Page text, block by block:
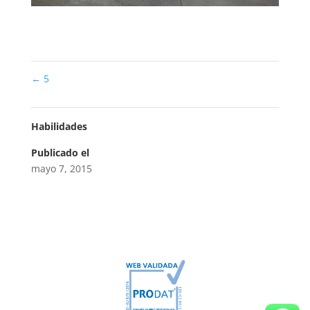
← 5
Habilidades
Publicado el
mayo 7, 2015